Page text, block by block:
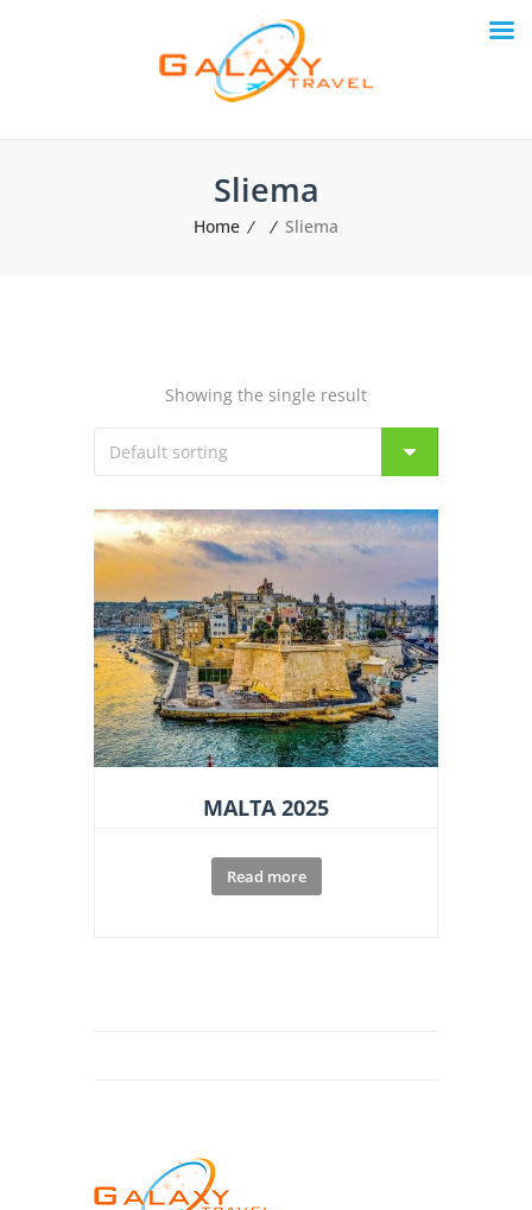
Sliema
Home Sliema
Showing the single result
MALTA 2025
Read more